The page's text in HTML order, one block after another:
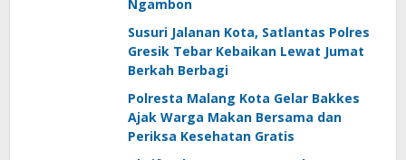
Ngambon
Susuri Jalanan Kota, Satlantas Polres
Gresik Tebar Kebaikan Lewat Jumat
Berkah Berbagi
Polresta Malang Kota Gelar Bakkes
Ajak Warga Makan Bersama dan
Periksa Kesehatan Gratis